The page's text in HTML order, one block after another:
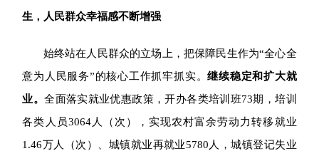
生，人民群众幸福感不断增强
始终站在人民群众的立场上，把保障民生作为“全心全
意为人民服务”的核心工作抓牢抓实。继续稳定和扩大就
业。全面落实就业优惠政策，开办各类培训班73期，培训
各类人员3064人（次），实现农村富余劳动力转移就业
1.46万人（次）、城镇就业再就业5780人，城镇登记失业